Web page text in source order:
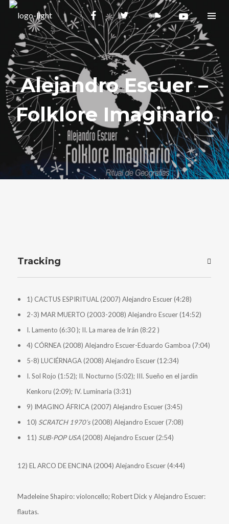
Alejandro Escuer –
Folklore Imaginario
Tracking
1) CACTUS ESPIRITUAL (2007) Alejandro Escuer (4:28)
2-3) MAR MUERTO (2003-2008) Alejandro Escuer (14:52)
I. Lamento (6:30 ); II. La marea de Irán (8:22 )
4) CÓRNEA (2008) Alejandro Escuer-Eduardo Gamboa (7:04)
5-8) LUCIÉRNAGA (2008) Alejandro Escuer (12:34)
I. Sol Rojo (1:52); II. Nocturno (5:02); III. Sueño en el jardín
Kenkoru (2:09); IV. Luminaria (3:31)
9) IMAGINO ÁFRICA (2007) Alejandro Escuer (3:45)
10) SCRATCH 1970’s(2008) Alejandro Escuer (7:08)
11) SUB-POP USA(2008) Alejandro Escuer (2:54)
12) EL ARCO DE ENCINA (2004) Alejandro Escuer (4:44)
Madeleine Shapiro: violoncello; Robert Dick y Alejandro Escuer:
flautas.